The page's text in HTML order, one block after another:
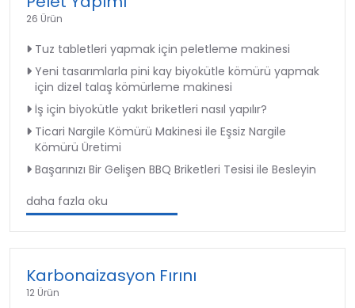
26 Ürün
Tuz tabletleri yapmak için peletleme makinesi
Yeni tasarımlarla pini kay biyokütle kömürü yapmak
için dizel talaş kömürleme makinesi
İş için biyokütle yakıt briketleri nasıl yapılır?
Ticari Nargile Kömürü Makinesi ile Eşsiz Nargile
Kömürü Üretimi
Başarınızı Bir Gelişen BBQ Briketleri Tesisi ile Besleyin
daha fazla oku
Karbonaizasyon Fırını
12 Ürün